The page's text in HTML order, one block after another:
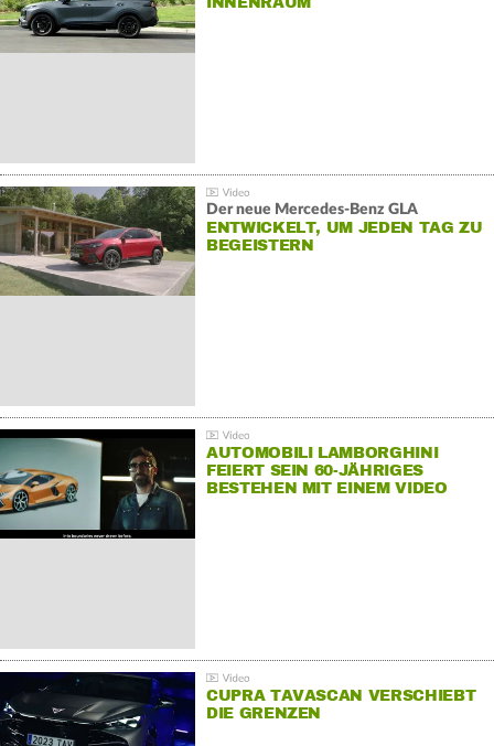
Der neue Mercedes-Benz GLA
ENTWICKELT, UM JEDEN TAG ZU
BEGEISTERN
AUTOMOBILI LAMBORGHINI
FEIERT SEIN 60-JÄHRIGES
BESTEHEN MIT EINEM VIDEO
CUPRA TAVASCAN VERSCHIEBT
DIE GRENZEN